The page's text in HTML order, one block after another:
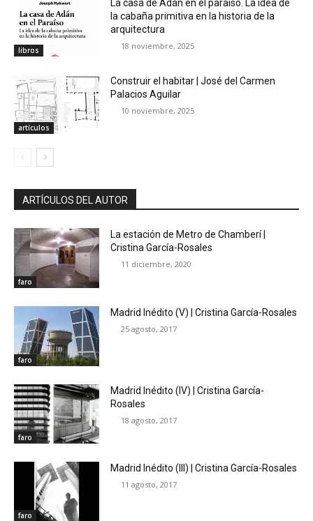
libros
La casa de Adán en el paraíso. La idea de
la cabaña primitiva en la historia de la
arquitectura
18 noviembre, 2025
artículos
Construir el habitar | José del Carmen
Palacios Aguilar
10 noviembre, 2025
ARTÍCULOS DEL AUTOR
faro
La estación de Metro de Chamberí |
Cristina García-Rosales
11 diciembre, 2020
faro
Madrid Inédito (V) | Cristina García-Rosales
25 agosto, 2017
faro
Madrid Inédito (IV) | Cristina García-
Rosales
18 agosto, 2017
faro
Madrid Inédito (III) | Cristina García-Rosales
11 agosto, 2017